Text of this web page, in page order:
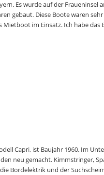
Es wurde auf der Fraueninsel
gebaut. Diese Boote waren
im Einsatz. Ich habe das
Capri, ist Baujahr 1960. Im
neu gemacht. Kimmstringer,
Bordelektrik und der